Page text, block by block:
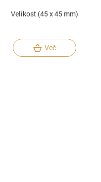
Velikost (45 x 45 mm)
Več